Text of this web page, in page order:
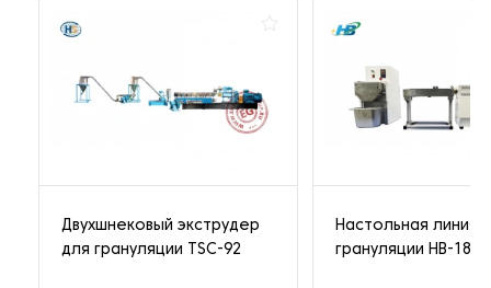
Двухшнековый экструдер
для грануляции TSC-92
Настольная линия
грануляции HB-